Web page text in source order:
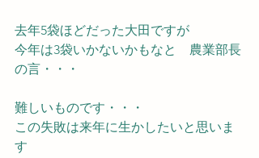
去年5袋ほどだった大田ですが
今年は3袋いかないかもなと　農業部長
の言・・・
難しいものです・・・
この失敗は来年に生かしたいと思いま
す